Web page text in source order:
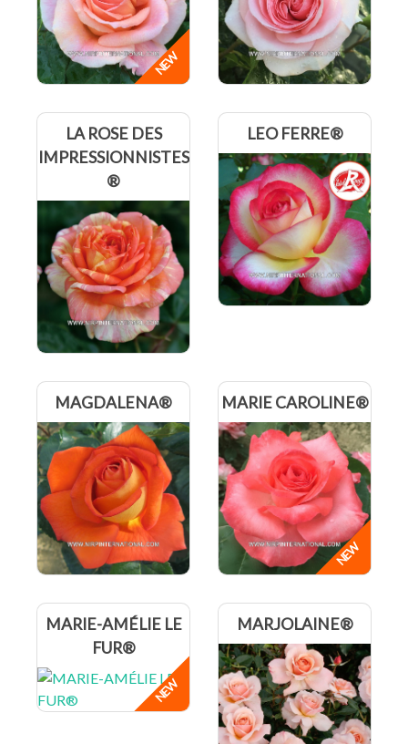
LA ROSE DES
IMPRESSIONNISTES
®
LEO FERRE®
MAGDALENA® MARIE CAROLINE®
MARIE-AMÉLIE LE
FUR®
MARJOLAINE®